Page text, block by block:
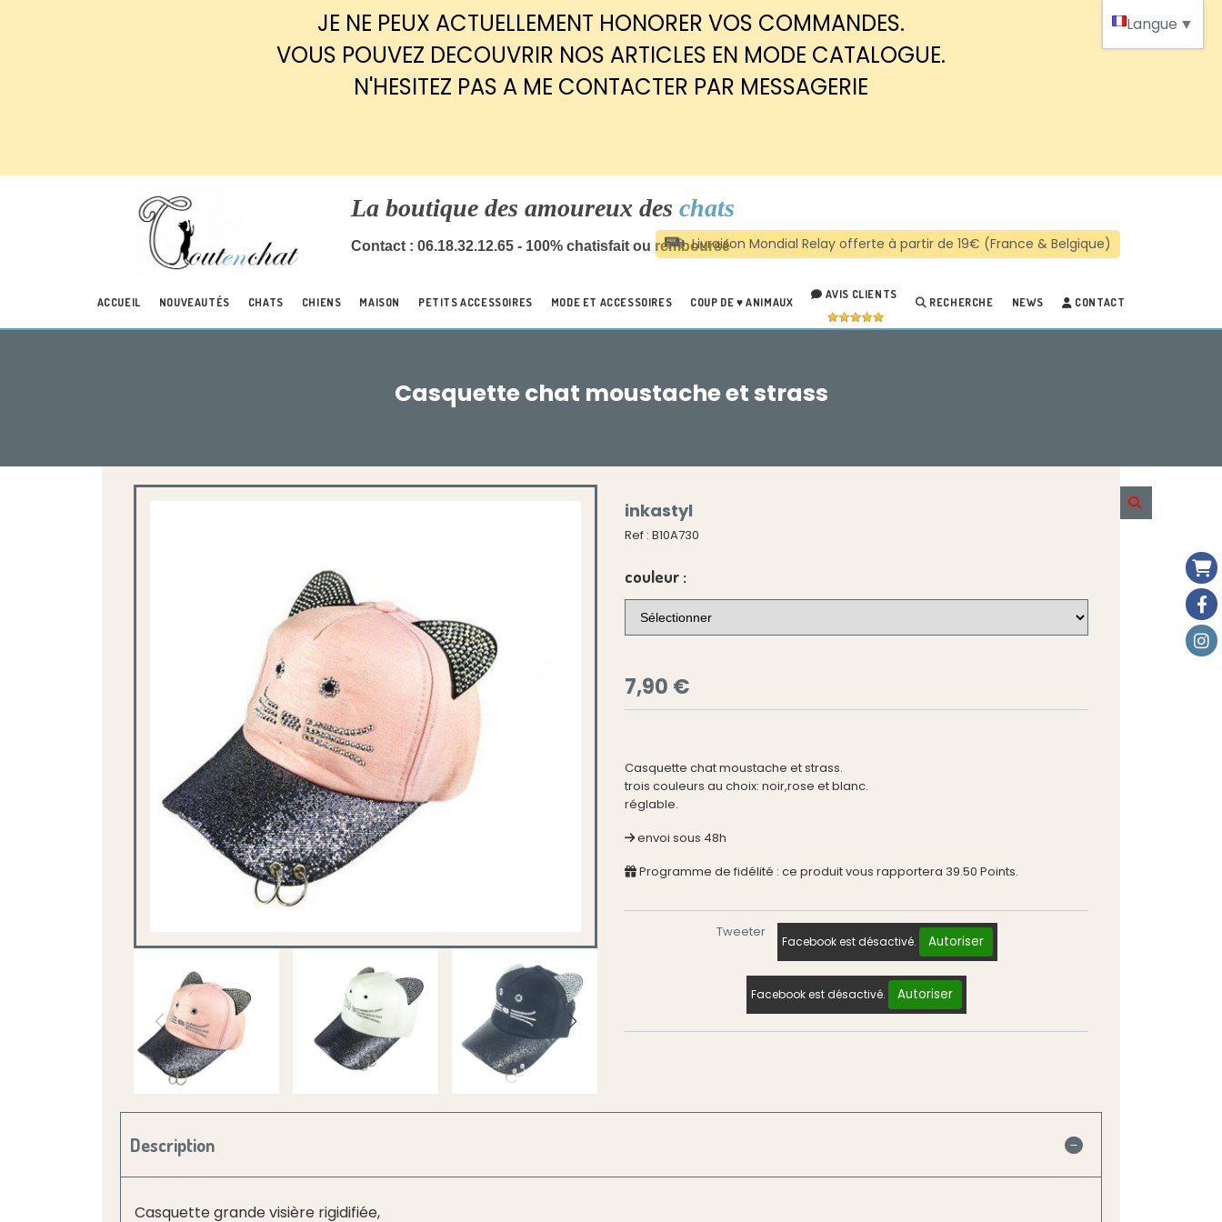
JE NE PEUX ACTUELLEMENT HONORER VOS COMMANDES.
VOUS POUVEZ DECOUVRIR NOS ARTICLES EN MODE CATALOGUE.
N'HESITEZ PAS A ME CONTACTER PAR MESSAGERIE
La boutique des amoureux des chats
Contact : 06.18.32.12.65 - 100% chatisfait ou remboursé
ACCUEIL NOUVEAUTÉS CHATS CHIENS MAISON PETITS ACCESSOIRES MODE ET ACCESSOIRES COUP DE ♥ ANIMAUX
AVIS CLIENTS
RECHERCHE NEWS CONTACT
Casquette chat moustache et strass
inkastyl
Ref : B10A730
couleur :
7,90 €
Casquette chat moustache et strass.
trois couleurs au choix: noir,rose et blanc.
réglable.
envoi sous 48h
Programme de fidélité : ce produit vous rapportera 39.50 Points.
Tweeter
Facebook est désactivé. Autoriser
Facebook est désactivé. Autoriser
Description
Casquette grande visière rigidifiée,
Langue ▼